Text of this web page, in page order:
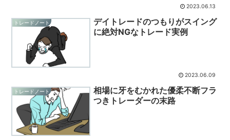
2023.06.13
トレードノート
デイトレードのつもりがスイング
に絶対NGなトレード実例
2023.06.09
トレードノート
相場に牙をむかれた優柔不断フラ
つきトレーダーの末路